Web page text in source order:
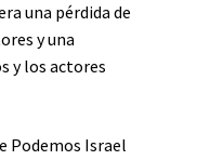
una pérdida de
y una
y los actores
Podemos Israel